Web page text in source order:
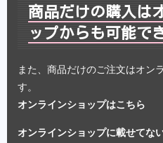
商品だけの購入は
ップからも可能で
また、商品だけのご注文はオン
す。
オンラインショップはこちら
オンラインショップに載せてな